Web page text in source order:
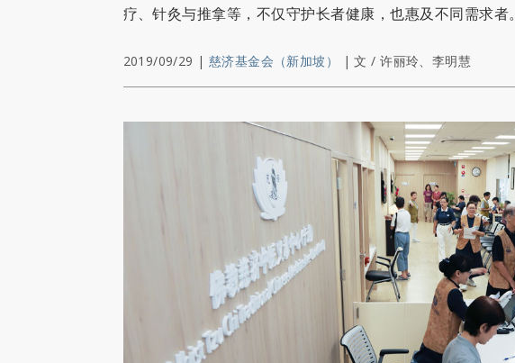
疗、针灸与推拿等，不仅守护长者健康，也惠及不同需求者。
2019/09/29 | 慈济基金会（新加坡） |文 / 许丽玲、李明慧